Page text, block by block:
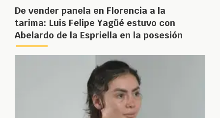
De vender panela en Florencia a la
tarima: Luis Felipe Yagüé estuvo con
Abelardo de la Espriella en la posesión